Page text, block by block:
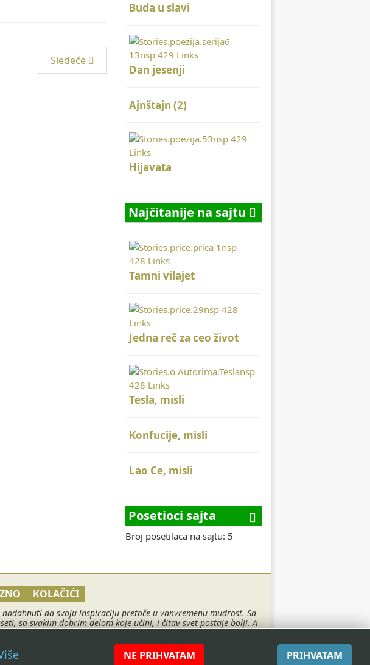
Sledeće
Buda u slavi
Dan jesenji
Ajnštajn (2)
Hijavata
Najčitanije na sajtu
Tamni vilajet
Jedna reč za ceo život
Tesla, misli
Konfucije, misli
Lao Ce, misli
Posetioci sajta
Broj posetilaca na sajtu: 5
KOLAČIĆI
da svoju inspiraciju pretoče u vanvremenu mudrost. Sa
sa svakim dobrim delom koje učini, i čitav svet postaje bolji. A
na ovom sajtu pogledajte ovde.
zadržana. | Webmade by
AuroIT
PRIHVATAM
NE PRIHVATAM